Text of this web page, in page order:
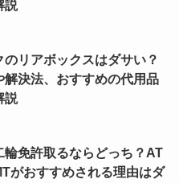
説
のリアボックスはダサい？
解決法、おすすめの代用品
説
輪免許取るならどっち？AT
がおすすめされる理由はダ